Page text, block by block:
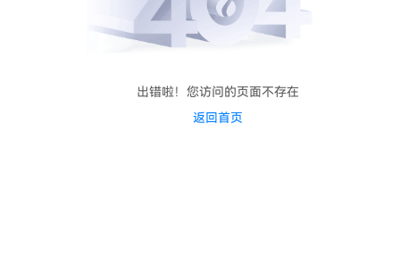
出错啦！您访问的页面不存在
返回首页